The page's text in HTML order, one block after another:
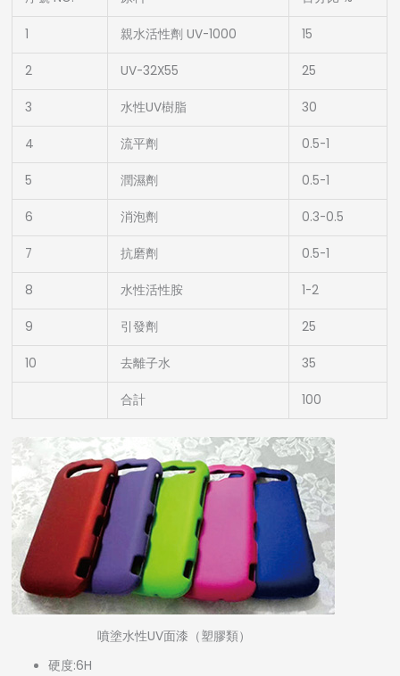
1 親水活性劑 UV-1000 15
2 UV-32X55 25
3 水性UV樹脂 30
4 流平劑 0.5-1
5 潤濕劑 0.5-1
6 消泡劑 0.3-0.5
7 抗磨劑 0.5-1
8 水性活性胺 1-2
9 引發劑 25
10 去離子水 35
合計 100
噴塗水性UV面漆（塑膠類）
硬度:6H